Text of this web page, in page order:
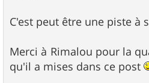
C'est peut être une piste à
Merci à Rimalou pour la
qu'il a mises dans ce post